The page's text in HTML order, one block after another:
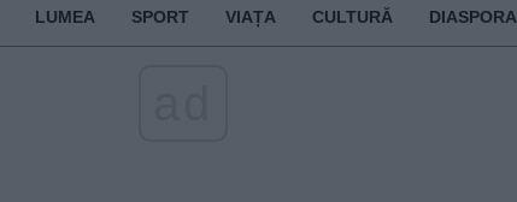
LUMEA SPORT VIAȚA CULTURĂ DIASPORA